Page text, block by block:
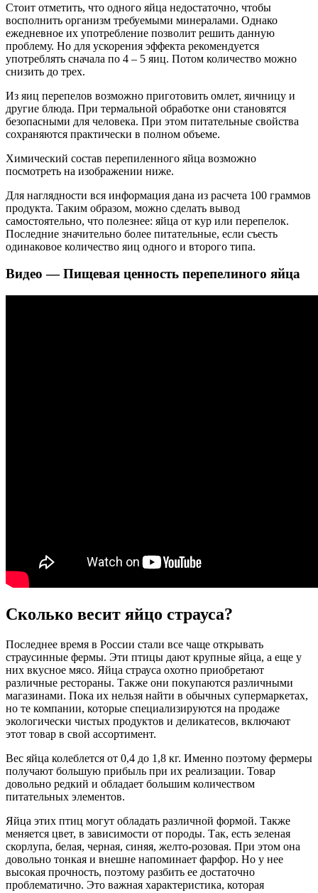
Стоит отметить, что одного яйца недостаточно, чтобы
восполнить организм требуемыми минералами. Однако
ежедневное их употребление позволит решить данную
проблему. Но для ускорения эффекта рекомендуется
употреблять сначала по 4 – 5 яиц. Потом количество можно
снизить до трех.
Из яиц перепелов возможно приготовить омлет, яичницу и
другие блюда. При термальной обработке они становятся
безопасными для человека. При этом питательные свойства
сохраняются практически в полном объеме.
Химический состав перепиленного яйца возможно
посмотреть на изображении ниже.
Для наглядности вся информация дана из расчета 100 граммов
продукта. Таким образом, можно сделать вывод
самостоятельно, что полезнее: яйца от кур или перепелок.
Последние значительно более питательные, если съесть
одинаковое количество яиц одного и второго типа.
Видео — Пищевая ценность перепелиного яйца
Сколько весит яйцо страуса?
Последнее время в России стали все чаще открывать
страусинные фермы. Эти птицы дают крупные яйца, а еще у
них вкусное мясо. Яйца страуса охотно приобретают
различные рестораны. Также они покупаются различными
магазинами. Пока их нельзя найти в обычных супермаркетах,
но те компании, которые специализируются на продаже
экологически чистых продуктов и деликатесов, включают
этот товар в свой ассортимент.
Вес яйца колеблется от 0,4 до 1,8 кг. Именно поэтому фермеры
получают большую прибыль при их реализации. Товар
довольно редкий и обладает большим количеством
питательных элементов.
Яйца этих птиц могут обладать различной формой. Также
меняется цвет, в зависимости от породы. Так, есть зеленая
скорлупа, белая, черная, синяя, желто-розовая. При этом она
довольно тонкая и внешне напоминает фарфор. Но у нее
высокая прочность, поэтому разбить ее достаточно
проблематично. Это важная характеристика, которая